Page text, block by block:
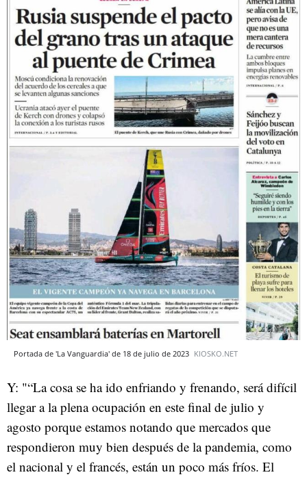
Portada de 'La Vanguardia' de 18 de julio de 2023 KIOSKO.NET
Y: "“La cosa se ha ido enfriando y frenando, será difícil
llegar a la plena ocupación en este final de julio y
agosto porque estamos notando que mercados que
respondieron muy bien después de la pandemia, como
el nacional y el francés, están un poco más fríos. El